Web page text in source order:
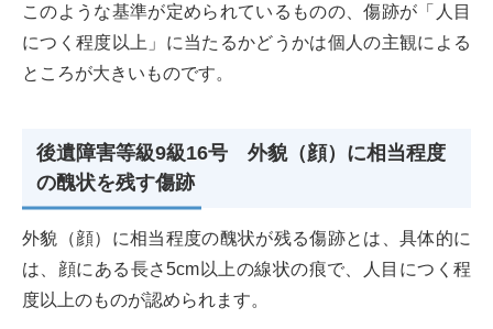
このような基準が定められているものの、傷跡が「人目
につく程度以上」に当たるかどうかは個人の主観による
ところが大きいものです。
後遺障害等級9級16号 外貌（顔）に相当程度
の醜状を残す傷跡
外貌（顔）に相当程度の醜状が残る傷跡とは、具体的に
は、顔にある長さ5cm以上の線状の痕で、人目につく程
度以上のものが認められます。